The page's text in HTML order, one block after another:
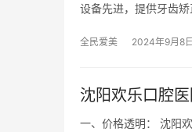
设备先进，提供牙齿
全民爱美 2024年9月8日
沈阳欢乐口腔
一、价格透明： 沈阳